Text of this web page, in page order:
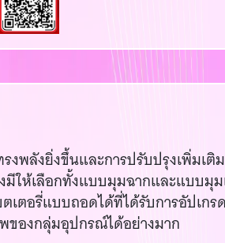
งพลังยิ่งขึ้นและการปรับปรุงเพิ่มเ
ให้เลือกทั้งแบบมุมฉากและแบบมุ
ตอรี่แบบถอดได้ที่ได้รับการอัปเกร
ของกลุ่มอุปกรณ์ได้อย่างมาก